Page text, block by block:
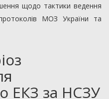
щодо тактики ведення
МОЗ України та
ЕКЗ за НСЗУ